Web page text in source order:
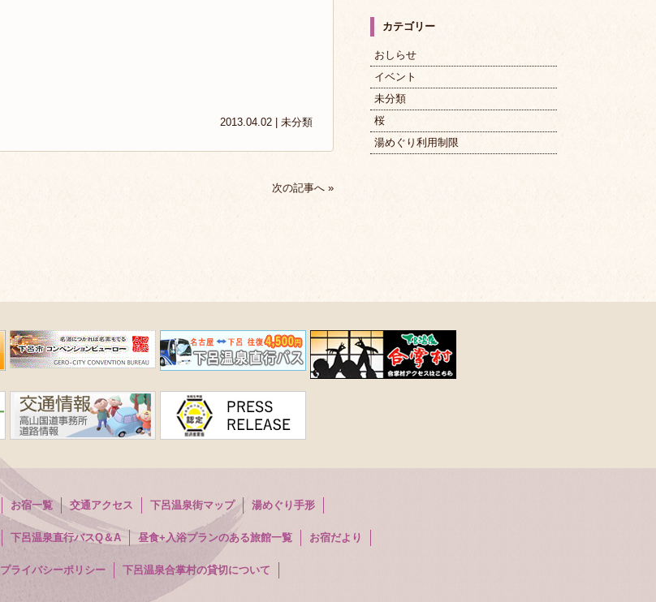
2013.04.02 | 未分類
次の記事へ »
カ
イ
ブ
カテゴリー
おしらせ
イベント
未分類
桜
湯めぐり利用制限
お宿一覧 交通アクセス 下呂温泉街マップ 湯めぐり手形
下呂温泉直行バスQ＆A 昼食+入浴プランのある旅館一覧 お宿だより
プライバシーポリシー 下呂温泉合掌村の貸切について